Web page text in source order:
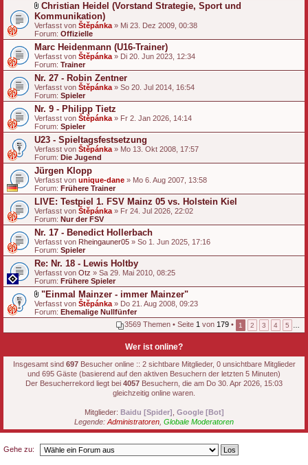
D
a
t
e
i
a
n
h
a
n
g
Christian Heidel (Vorstand Strategie, Sport und
Kommunikation)
Verfasst von Štěpánka » Mi 23. Dez 2009, 00:38
Forum: Offizielle
Marc Heidenmann (U16-Trainer)
Verfasst von Štěpánka » Di 20. Jun 2023, 12:34
Forum: Trainer
Nr. 27 - Robin Zentner
Verfasst von Štěpánka » So 20. Jul 2014, 16:54
Forum: Spieler
Nr. 9 - Philipp Tietz
Verfasst von Štěpánka » Fr 2. Jan 2026, 14:14
Forum: Spieler
U23 - Spieltagsfestsetzung
Verfasst von Štěpánka » Mo 13. Okt 2008, 17:57
Forum: Die Jugend
Jürgen Klopp
Verfasst von unique-dane » Mo 6. Aug 2007, 13:58
Forum: Frühere Trainer
LIVE: Testpiel 1. FSV Mainz 05 vs. Holstein Kiel
Verfasst von Štěpánka » Fr 24. Jul 2026, 22:02
Forum: Nur der FSV
Nr. 17 - Benedict Hollerbach
Verfasst von Rheingauner05 » So 1. Jun 2025, 17:16
Forum: Spieler
Re: Nr. 18 - Lewis Holtby
Verfasst von Otz » Sa 29. Mai 2010, 08:25
Forum: Frühere Spieler
D
a
t
i
h
a
n
g
"Einmal Mainzer - immer Mainzer"
Verfasst von Štěpánka » Do 21. Aug 2008, 09:23
Forum: Ehemalige Nullfünfer
3569 Themen • Seite 1 von 179 • 1 2 3 4 5
Wer ist online?
Insgesamt sind 697Besucher online :: 2 sichtbare Mitglieder, 0 unsichtbare Mitglieder
und 695 Gäste (basierend auf den aktiven Besuchern der letzten 5 Minuten)
Der Besucherrekord liegt bei 4057 Besuchern, die am Do 30. Apr 2026, 15:03
gleichzeitig online waren.
Mitglieder: Baidu [Spider] Google [Bot]
Legende: Administratoren Globale Moderatoren
Gehe zu: